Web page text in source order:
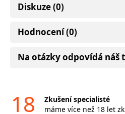
Diskuze (0)
Hodnocení (0)
Na otázky odpovídá
18
Zkušení specialisté
máme více než 18 let